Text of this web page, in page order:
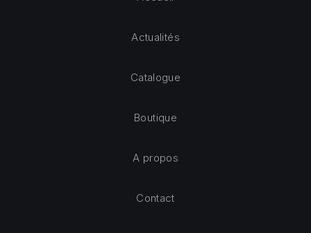
Actualités
Catalogue
Boutique
A propos
Contact